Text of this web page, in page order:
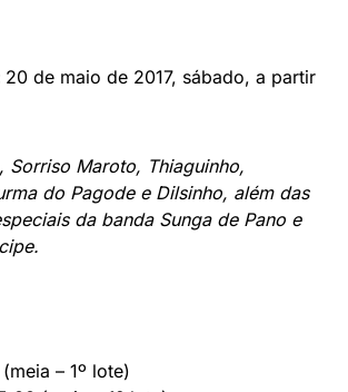
20 de maio de 2017, sábado, a partir
Sorriso Maroto, Thiaguinho,
do Pagode e Dilsinho, além das
da banda Sunga de Pano e
.
– 1º lote)